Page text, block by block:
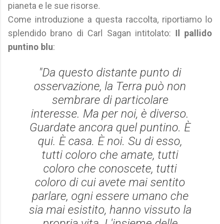
pianeta e le sue risorse.
Come introduzione a questa raccolta, riportiamo lo
splendido brano di Carl Sagan intitolato: Il pallido
puntino blu:
"Da questo distante punto di
osservazione, la Terra può non
sembrare di particolare
interesse. Ma per noi, è diverso.
Guardate ancora quel puntino. È
qui. È casa. È noi. Su di esso,
tutti coloro che amate, tutti
coloro che conoscete, tutti
coloro di cui avete mai sentito
parlare, ogni essere umano che
sia mai esistito, hanno vissuto la